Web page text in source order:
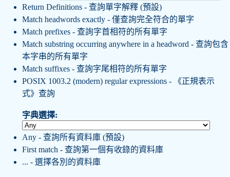
Return Definitions - 查詢單字解釋 (預設)
Match headwords exactly - 僅查詢完全符合的單字
Match prefixes - 查詢字首相符的所有單字
Match substring occurring anywhere in a headword - 查詢包含
本字串的所有單字
Match suffixes - 查詢字尾相符的所有單字
POSIX 1003.2 (modern) regular expressions - 《正規表示
式》查詢
字典選擇:
Any - 查詢所有資料庫 (預設)
First match - 查詢第一個有收錄的資料庫
... - 選擇各別的資料庫